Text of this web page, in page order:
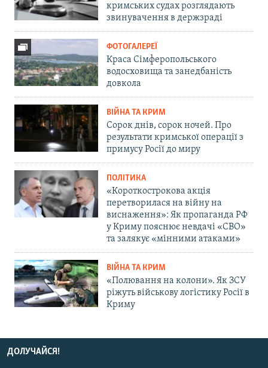
кримських судах розглядають
звинувачення в держзраді
ФОТОГАЛЕРЕЇ
Краса Сімферопольського
водосховища та занедбаність
довкола
ВІЙНА ТА КРИМ
Сорок днів, сорок ночей. Про
результати кримської операції з
примусу Росії до миру
ПОЛІТИКА
«Короткострокова акція
перетворилася на війну на
виснаження»: Як пропаганда РФ
у Криму пояснює невдачі «СВО»
та залякує «мінними атаками»
ВІЙНА ТА КРИМ
«Полювання на колони». Як ЗСУ
ріжуть військову логістику Росії в
Криму
ДОЛУЧАЙСЯ!